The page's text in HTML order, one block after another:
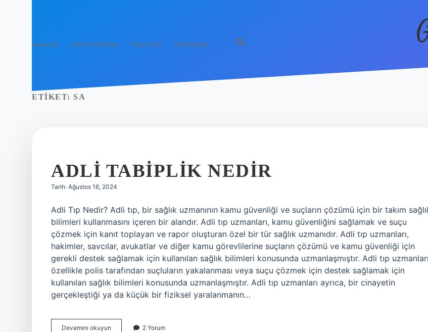
Anasayfa Gizlilik Politikası Yasal Uyarı Hakkımızda
ETIKET: SA
ADLI TABIPLIK NEDIR
Tarih: Ağustos 16, 2024
Adli Tıp Nedir? Adli tıp, bir sağlık uzmanının kamu güvenliği ve suçların çözümü için bir takım
bilimleri kullanmasını içeren bir alandır. Adli tıp uzmanları, kamu güvenliğini sağlamak ve suçu
çözmek için kanıt toplayan ve rapor oluşturan özel bir tür sağlık uzmanıdır. Adli tıp uzmanları,
hakimler, savcılar, avukatlar ve diğer kamu görevlilerine suçların çözümü ve kamu güvenliği için
gerekli destek sağlamak için kullanılan sağlık bilimleri konusunda uzmanlaşmıştır. Adli tıp
özellikle polis tarafından suçluların yakalanması veya suçu çözmek için destek sağlamak için
kullanılan sağlık bilimleri konusunda uzmanlaşmıştır. Adli tıp uzmanları ayrıca, bir cinayetin
gerçekleştiği ya da küçük bir fiziksel yaralanmanın…
Devamını okuyun 2 Yorum